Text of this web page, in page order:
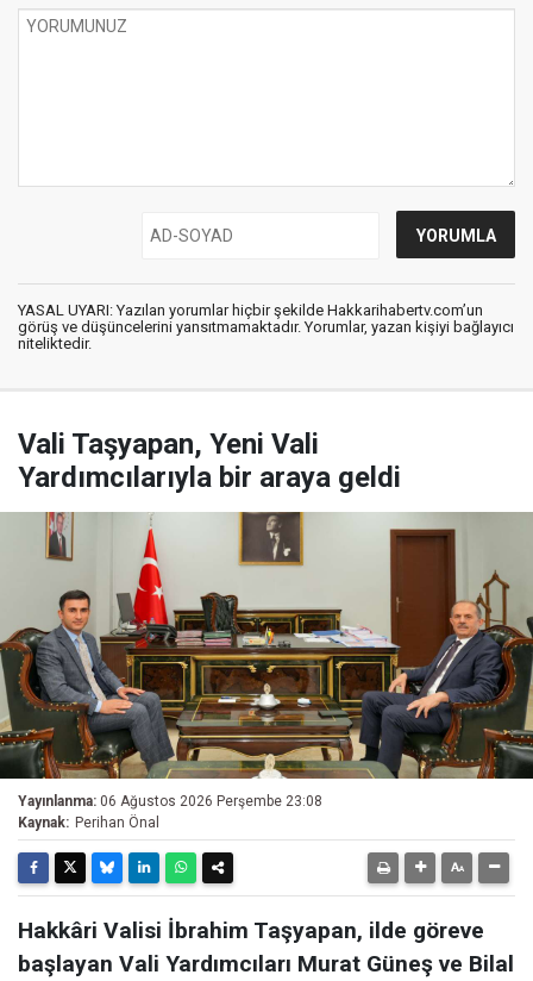
YASAL UYARI: Yazılan yorumlar hiçbir şekilde Hakkarihabertv.com’un
görüş ve düşüncelerini yansıtmamaktadır. Yorumlar, yazan kişiyi bağlayıcı
niteliktedir.
Vali Taşyapan, Yeni Vali
Yardımcılarıyla bir araya geldi
Yayınlanma: 06 Ağustos 2026 Perşembe 23:08
Kaynak: Perihan Önal
Hakkâri Valisi İbrahim Taşyapan, ilde göreve
başlayan Vali Yardımcıları Murat Güneş ve Bilal